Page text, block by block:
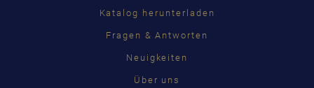
Katalog herunterladen
Fragen & Antworten
Neuigkeiten
Über uns